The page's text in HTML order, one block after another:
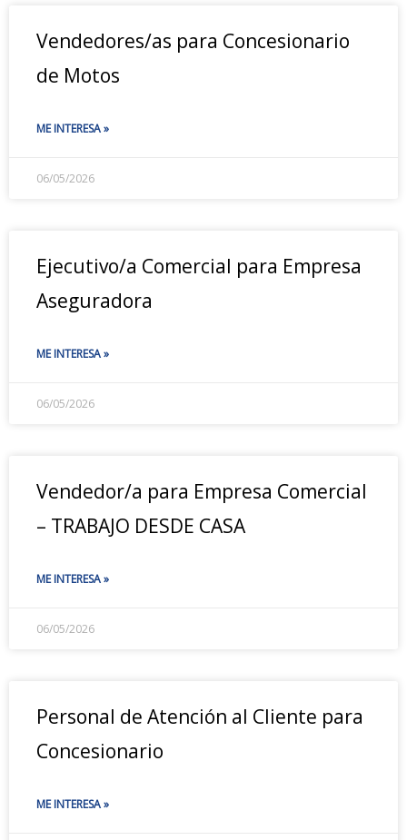
Vendedores/as para Concesionario
de Motos
ME INTERESA »
06/05/2026
Ejecutivo/a Comercial para Empresa
Aseguradora
ME INTERESA »
06/05/2026
Vendedor/a para Empresa Comercial
– TRABAJO DESDE CASA
ME INTERESA »
06/05/2026
Personal de Atención al Cliente para
Concesionario
ME INTERESA »